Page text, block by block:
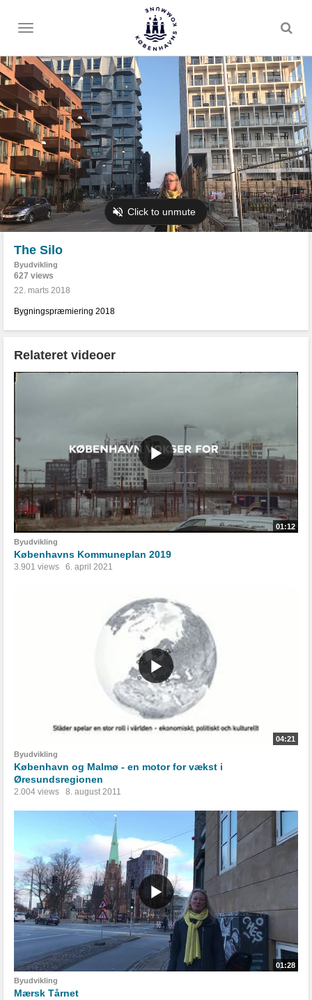
Toggle
The Silo
Byudvikling
627 views
22. marts 2018
Bygningspræmiering 2018
Relateret videoer
01:12
Byudvikling
Københavns Kommuneplan 2019
3.901 views 6. april 2021
04:21
Byudvikling
København og Malmø - en motor for vækst i
Øresundsregionen
2.004 views 8. august 2011
01:28
Byudvikling
Mærsk Tårnet